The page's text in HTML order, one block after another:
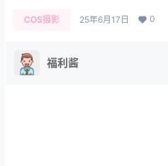
COS摄影 25年6月17日 0
福利酱